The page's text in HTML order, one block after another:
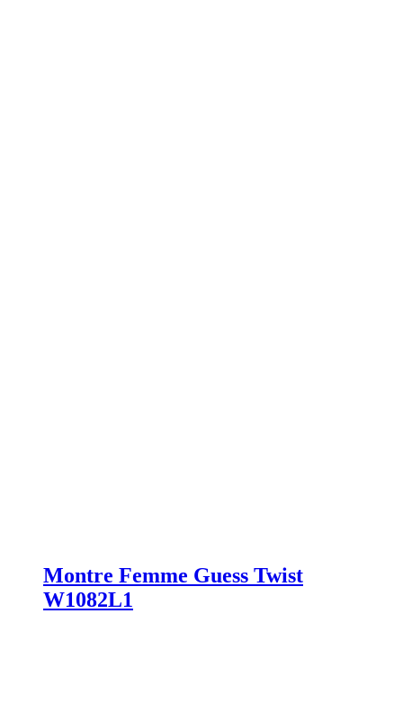
Montre Femme Guess Twist
W1082L1